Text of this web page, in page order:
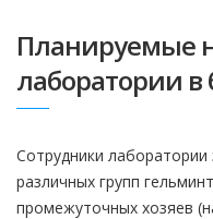
Планируемые
лаборатории
Сотрудники
различных групп
промежуточных хозяев